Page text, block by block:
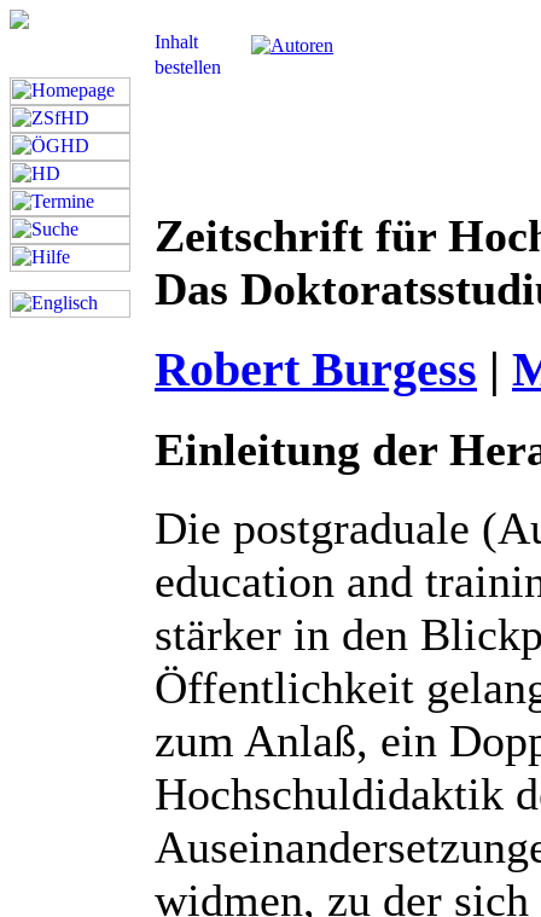
Zeitschrift für
Das
Robert Burgess |
Einleitung der
Die postgraduale
education and
stärker in den
Öffentlichkeit
zum Anlaß, ein
Hochschuldidaktik
widmen, zu der